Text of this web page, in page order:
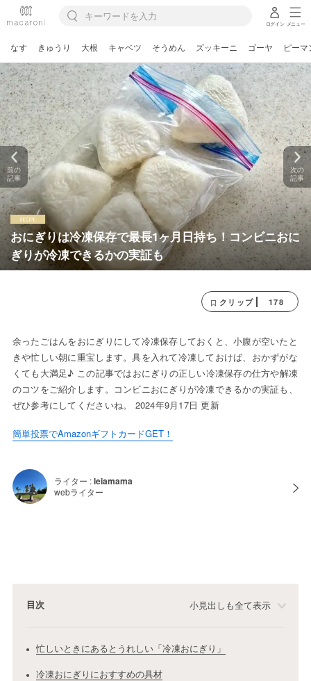
ログイン メニュー
なす きゅうり 大根 キャベツ そうめん ズッキーニ ゴーヤ ピーマ
おにぎりは冷凍保存で最長1ヶ月日持ち！コンビニおに
ぎりが冷凍できるかの実証も
前の
記事
次の
記事
クリップ 178
余ったごはんをおにぎりにして冷凍保存しておくと、小腹が空いたと
きや忙しい朝に重宝します。具を入れて冷凍しておけば、おかずがな
くても大満足♪ この記事ではおにぎりの正しい冷凍保存の仕方や解凍
のコツをご紹介します。コンビニおにぎりが冷凍できるかの実証も、
ぜひ参考にしてくださいね。 2024年9月17日 更新
簡単投票でAmazonギフトカードGET！
ライター :leiamama
webライター
目次 小見出しも全て表示
忙しいときにあるとうれしい「冷凍おにぎり」
冷凍おにぎりにおすすめの具材